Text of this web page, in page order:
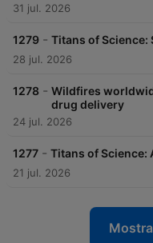
31 jul. 2026
1279 - Titans of Science:
28 jul. 2026
1278 - Wildfires
drug delivery
24 jul. 2026
1277 - Titans of Science:
21 jul. 2026